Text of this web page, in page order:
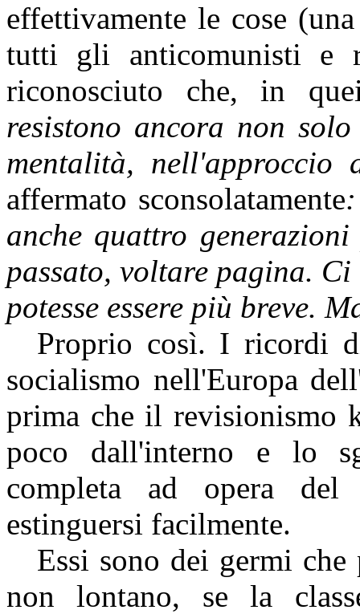
effettivamente le cose
tutti gli anticomunisti e
riconosciuto che, in
resistono ancora non
mentalità,
affermato sconsolatamente
anche quattro
passato, voltare pagina.
potesse essere più breve.
Proprio così. I ricordi
socialismo nell'Europa
prima che il revisionismo
poco dall'interno e lo
completa ad opera del
estinguersi facilmente.
Essi sono dei germi
non lontano, se la